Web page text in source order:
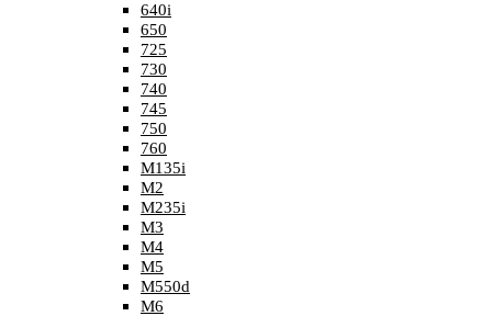
640i
650
725
730
740
745
750
760
M135i
M2
M235i
M3
M4
M5
M550d
M6